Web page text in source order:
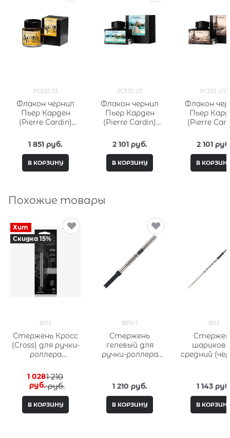
PC332-S3
Флакон чернил
Пьер Карден
(Pierre Cardin)
Fantasy PC332-S3
1 851 руб.
В КОРЗИНУ
PC332-L11
Флакон чернил
Пьер Карден
(Pierre Cardin)
Fantasy PC332-L11
2 101 руб.
В КОРЗИНУ
PC332-L10
Флакон
Пьер
(Pierre
Fantasy
2 101
В
Похожие товары
Хит
Скидка 15%
8015
Стержень Кросс
(Cross) для ручки-
роллера
тонкий, черный
8015
1 210
руб.
1 028
руб.
В КОРЗИНУ
8910-1
Стержень
гелевый для
ручки-роллера
(черный) Кросс
(Cross) 8910-1
1 210 руб.
В КОРЗИНУ
8513
средний
1 143
В